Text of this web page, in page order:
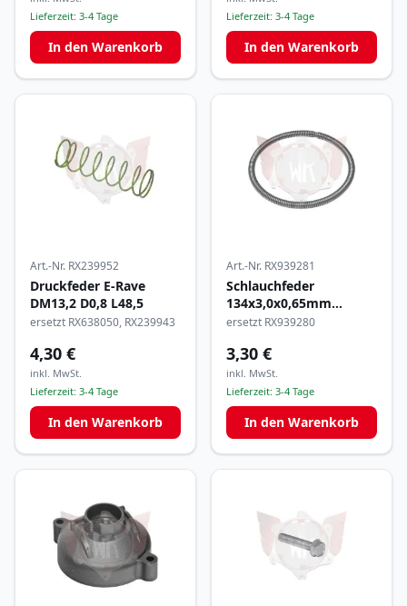
Lieferzeit: 3-4 Tage
In den Warenkorb
Lieferzeit: 3-4 Tage
In den Warenkorb
Art.-Nr. RX239952
Druckfeder E-Rave
DM13,2 D0,8 L48,5
ersetzt RX638050, RX239943
4,30 €
inkl. MwSt.
Lieferzeit: 3-4 Tage
In den Warenkorb
Art.-Nr. RX939281
Schlauchfeder
134x3,0x0,65mm
(Auslassschieber)
ersetzt RX939280
3,30 €
inkl. MwSt.
Lieferzeit: 3-4 Tage
In den Warenkorb